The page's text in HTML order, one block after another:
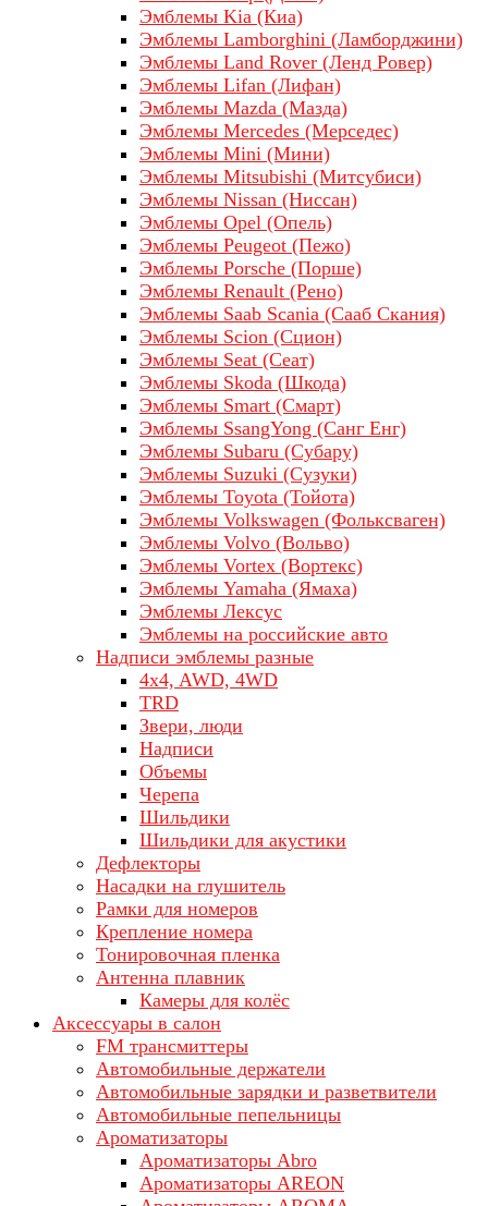
Эмблемы Kia (Киа)
Эмблемы Lamborghini (Ламборджини)
Эмблемы Land Rover (Ленд Ровер)
Эмблемы Lifan (Лифан)
Эмблемы Mazda (Мазда)
Эмблемы Mercedes (Мерседес)
Эмблемы Mini (Мини)
Эмблемы Mitsubishi (Митсубиси)
Эмблемы Nissan (Ниссан)
Эмблемы Opel (Опель)
Эмблемы Peugeot (Пежо)
Эмблемы Porsche (Порше)
Эмблемы Renault (Рено)
Эмблемы Saab Scania (Сааб Скания)
Эмблемы Scion (Сцион)
Эмблемы Seat (Сеат)
Эмблемы Skoda (Шкода)
Эмблемы Smart (Смарт)
Эмблемы SsangYong (Санг Енг)
Эмблемы Subaru (Субару)
Эмблемы Suzuki (Сузуки)
Эмблемы Toyota (Тойота)
Эмблемы Volkswagen (Фольксваген)
Эмблемы Volvo (Вольво)
Эмблемы Vortex (Вортекс)
Эмблемы Yamaha (Ямаха)
Эмблемы Лексус
Эмблемы на российские авто
Надписи эмблемы разные
4x4, AWD, 4WD
TRD
Звери, люди
Надписи
Объемы
Черепа
Шильдики
Шильдики для акустики
Дефлекторы
Насадки на глушитель
Рамки для номеров
Крепление номера
Тонировочная пленка
Антенна плавник
Камеры для колёс
Аксессуары в салон
FM трансмиттеры
Автомобильные держатели
Автомобильные зарядки и разветвители
Автомобильные пепельницы
Ароматизаторы
Ароматизаторы Abro
Ароматизаторы AREON